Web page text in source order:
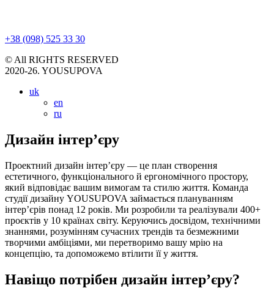
+38 (098) 525 33 30
© All RIGHTS RESERVED
2020-26. YOUSUPOVA
uk
en
ru
Дизайн інтер’єру
Проектний дизайн інтер’єру — це план створення
естетичного, функціонального й ергономічного простору,
який відповідає вашим вимогам та стилю життя. Команда
студії дизайну YOUSUPOVA займається плануванням
інтер’єрів понад 12 років. Ми розробили та реалізували 400+
проєктів у 10 країнах світу. Керуючись досвідом, технічними
знаннями, розумінням сучасних трендів та безмежними
творчими амбіціями, ми перетворимо вашу мрію на
концепцію, та допоможемо втілити її у життя.
Навіщо потрібен дизайн інтер’єру?